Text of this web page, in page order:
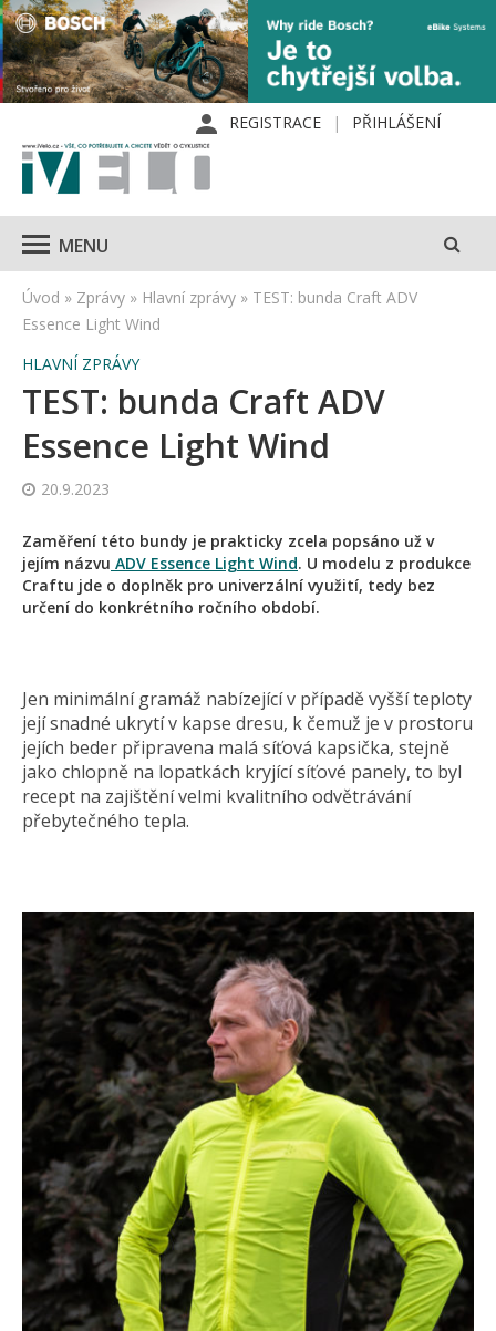
REGISTRACE PŘIHLÁŠENÍ
MENU
Úvod » Zprávy » Hlavní zprávy » TEST: bunda Craft ADV
Essence Light Wind
HLAVNÍ ZPRÁVY
TEST: bunda Craft ADV
Essence Light Wind
20.9.2023
Zaměření této bundy je prakticky zcela popsáno už v
jejím názvu ADV Essence Light Wind. U modelu z produkce
Craftu jde o doplněk pro univerzální využití, tedy bez
určení do konkrétního ročního období.
Jen minimální gramáž nabízející v případě vyšší teploty
její snadné ukrytí v kapse dresu, k čemuž je v prostoru
jejích beder připravena malá síťová kapsička, stejně
jako chlopně na lopatkách kryjící síťové panely, to byl
recept na zajištění velmi kvalitního odvětrávání
přebytečného tepla.